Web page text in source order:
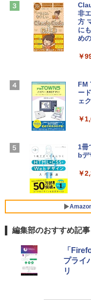
￥
ラ
￥
【
ン
￥
￥
4(
定
イ
ラ
￥
定
ラ
非
方
に
め
￥
FM
ー
ェ
￥
1冊
bデ
￥
ン
週
編集部のおすすめ記事
「
プライ
リ